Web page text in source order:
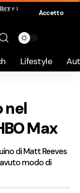
e i
Accetto
Lifestyle
nel
Max
di Matt Reeves
modo di